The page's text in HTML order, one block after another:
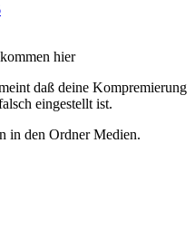
hier
daß deine Kompremierung
eingestellt ist.
in den Ordner Medien.